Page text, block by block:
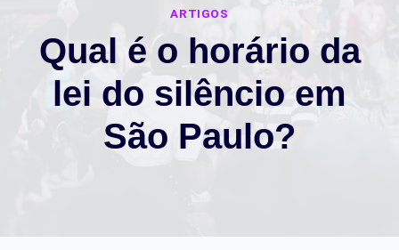
ARTIGOS
Qual é o horário da
lei do silêncio em
São Paulo?